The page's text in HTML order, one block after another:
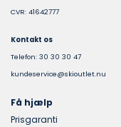
CVR: 41642777
Kontakt os
Telefon: 30 30 30 47
kundeservice@skioutlet.nu
Få hjælp
Prisgaranti